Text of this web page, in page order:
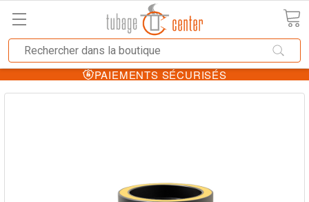
PAIEMENTS SÉCURISÉS